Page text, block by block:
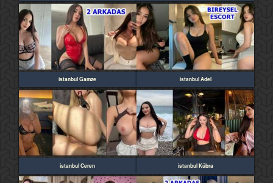
istanbul Gamze istanbul Adel
istanbul Ceren istanbul Kübra